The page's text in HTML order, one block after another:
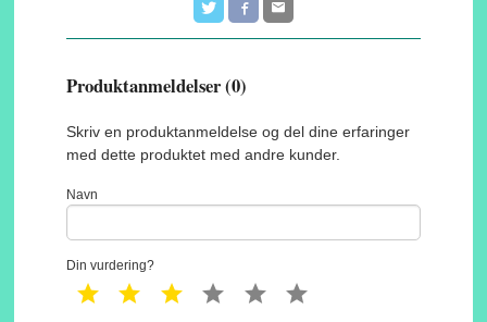
Produktanmeldelser (0)
Skriv en produktanmeldelse og del dine erfaringer
med dette produktet med andre kunder.
Navn
Din vurdering?
1 star 2 star 3 star 4 star 5 star